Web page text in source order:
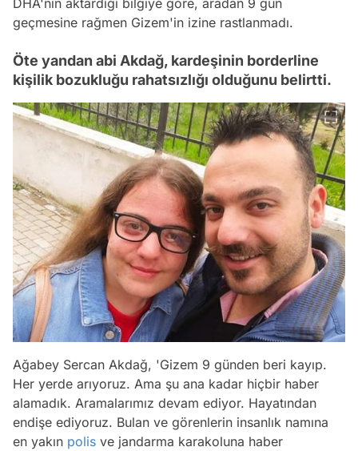
geçmesine rağmen Gizem'in izine rastlanmadı.
Öte yandan abi Akdağ, kardeşinin borderline
kişilik bozukluğu rahatsızlığı olduğunu belirtti.
Ağabey Sercan Akdağ, 'Gizem 9 günden beri kayıp.
Her yerde arıyoruz. Ama şu ana kadar hiçbir haber
alamadık. Aramalarımız devam ediyor. Hayatından
endişe ediyoruz. Bulan ve görenlerin insanlık namına
en yakın polis ve jandarma karakoluna haber